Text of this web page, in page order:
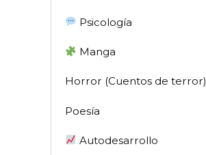
Psicología
Manga
Horror (Cuentos de terror)
Poesía
Autodesarrollo